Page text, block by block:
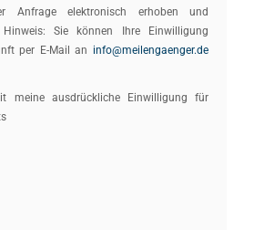
Anfrage elektronisch erhoben und
Hinweis: Sie können Ihre Einwilligung
per E-Mail an info@meilengaenger.de
meine ausdrückliche Einwilligung für